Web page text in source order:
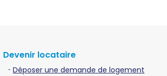
Devenir locataire
Déposer une demande de logement